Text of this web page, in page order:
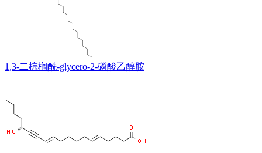
1,3-二棕榈酰-glycero-2-磷酸乙醇胺